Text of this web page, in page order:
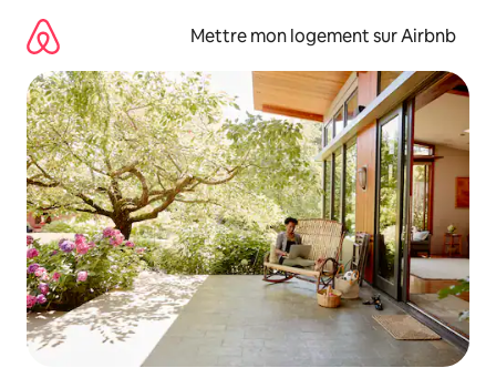
directement
contenu
Mettre mon logement sur Airbnb